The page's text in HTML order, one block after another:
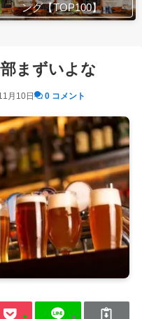
ング【TOP100】
まずいよな
月10日 0 コメント